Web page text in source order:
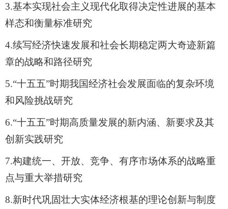
3.基本实现社会主义现代化取得决定性进展的基本
样态和衡量标准研究
4.续写经济快速发展和社会长期稳定两大奇迹新篇
章的战略和路径研究
5.“十五五”时期我国经济社会发展面临的复杂环境
和风险挑战研究
6.“十五五”时期高质量发展的新内涵、新要求及其
创新实践研究
7.构建统一、开放、竞争、有序市场体系的战略重
点与重大举措研究
8.新时代巩固壮大实体经济根基的理论创新与制度